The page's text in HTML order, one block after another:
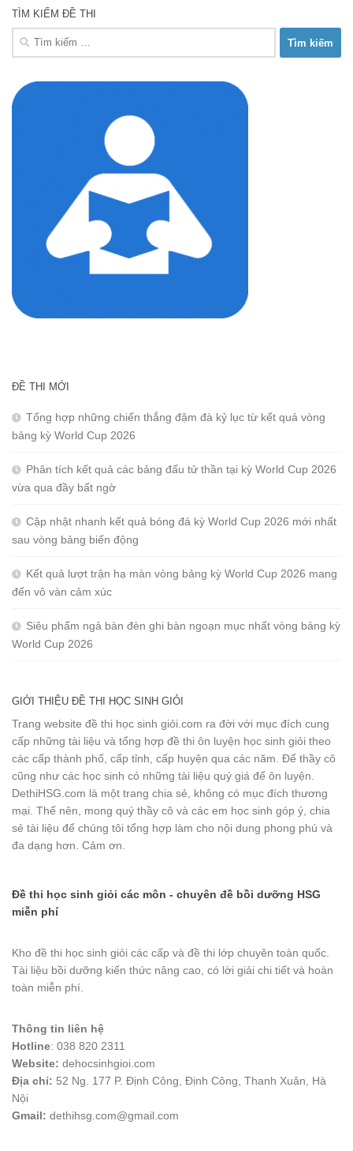
TÌM KIẾM ĐỀ THI
Tìm
kiếm
ĐỀ THI MỚI
Tổng hợp những chiến thắng đậm đà kỷ lục từ kết quả vòng
bảng kỳ World Cup 2026
Phân tích kết quả các bảng đấu tử thần tại kỳ World Cup 2026
vừa qua đầy bất ngờ
Cập nhật nhanh kết quả bóng đá kỳ World Cup 2026 mới nhất
sau vòng bảng biến động
Kết quả lượt trận hạ màn vòng bảng kỳ World Cup 2026 mang
đến vô vàn cảm xúc
Siêu phẩm ngả bàn đèn ghi bàn ngoạn mục nhất vòng bảng kỳ
World Cup 2026
GIỚI THIỆU ĐỀ THI HỌC SINH GIỎI
Trang website đề thi học sinh giỏi.com ra đời với mục đích cung
cấp những tài liệu và tổng hợp đề thi ôn luyện học sinh giỏi theo
các cấp thành phố, cấp tỉnh, cấp huyện qua các năm. Để thầy cô
cũng như các học sinh có những tài liệu quý giá để ôn luyện.
DethiHSG.com là một trang chia sẻ, không có mục đích thương
mại. Thế nên, mong quý thầy cô và các em học sinh góp ý, chia
sẻ tài liệu để chúng tôi tổng hợp làm cho nội dung phong phú và
đa dạng hơn. Cảm ơn.
Đề thi học sinh giỏi các môn - chuyên đề bồi dưỡng HSG
miễn phí
Kho đề thi học sinh giỏi các cấp và đề thi lớp chuyên toàn quốc.
Tài liệu bồi dưỡng kiến thức nâng cao, có lời giải chi tiết và hoàn
toàn miễn phí.
Thông tin liên hệ
Hotline: 038 820 2311
Website: dehocsinhgioi.com
Địa chỉ: 52 Ng. 177 P. Định Công, Định Công, Thanh Xuân, Hà
Nội
Gmail: dethihsg.com@gmail.com